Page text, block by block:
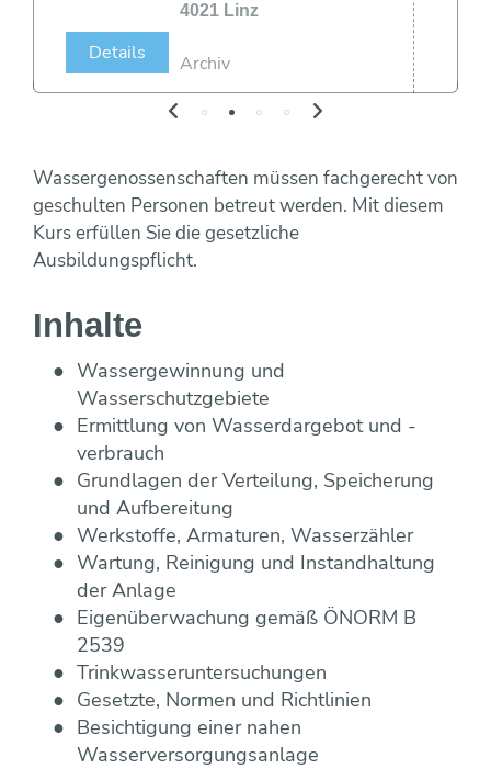
Regelwerke
Trinkwasserbar
Trinkwassernotversorgung
Versicherungen
Wahlergebnisse
Vorträge & Präsentationen
Fotos & Impressionen
Bildung ONLINE
Speicherung
Wasseraufbereitung
Wasserzähler
Fremdüberwachung von
Eigenüberwachung von
Projekte / Studien
EU-Angelegenheiten
Maulwurf- und Rohrlosdränung
Chronik
4021 Linz
Archiv
Details
Wassergenossenschaften müssen fachgerecht von
geschulten Personen betreut werden. Mit diesem
Kurs erfüllen Sie die gesetzliche
Ausbildungspflicht.
Inhalte
Wassergewinnung und
Wasserschutzgebiete
Ermittlung von Wasserdargebot und -
verbrauch
Grundlagen der Verteilung, Speicherung
und Aufbereitung
Werkstoffe, Armaturen, Wasserzähler
Wartung, Reinigung und Instandhaltung
der Anlage
Eigenüberwachung gemäß ÖNORM B
2539
Trinkwasseruntersuchungen
Gesetzte, Normen und Richtlinien
Besichtigung einer nahen
Wasserversorgungsanlage